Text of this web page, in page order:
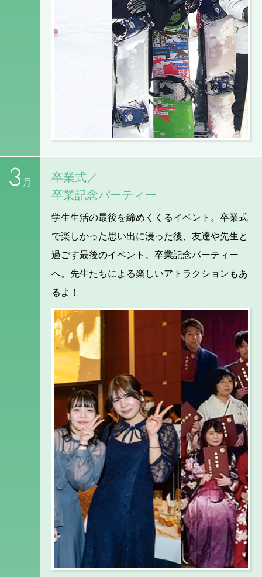
3 月
卒業式／
卒業記念パーティー
学生生活の最後を締めくくるイベント。卒業式
で楽しかった思い出に浸った後、友達や先生と
過ごす最後のイベント、卒業記念パーティー
へ。先生たちによる楽しいアトラクションもあ
るよ！